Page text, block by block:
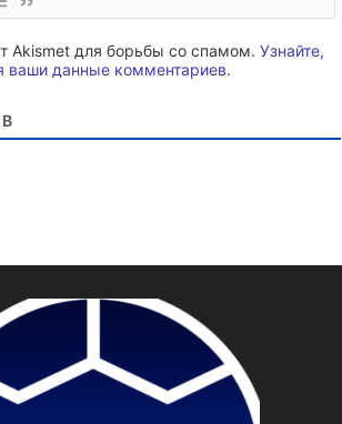
Akismet для борьбы со спамом. Узнайте,
ваши данные комментариев.